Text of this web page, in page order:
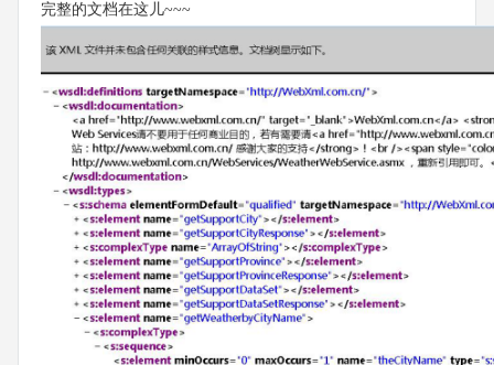
完整的文档在这儿~~~